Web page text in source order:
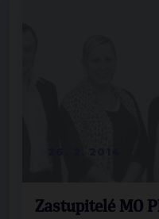
Zastupitelé MO